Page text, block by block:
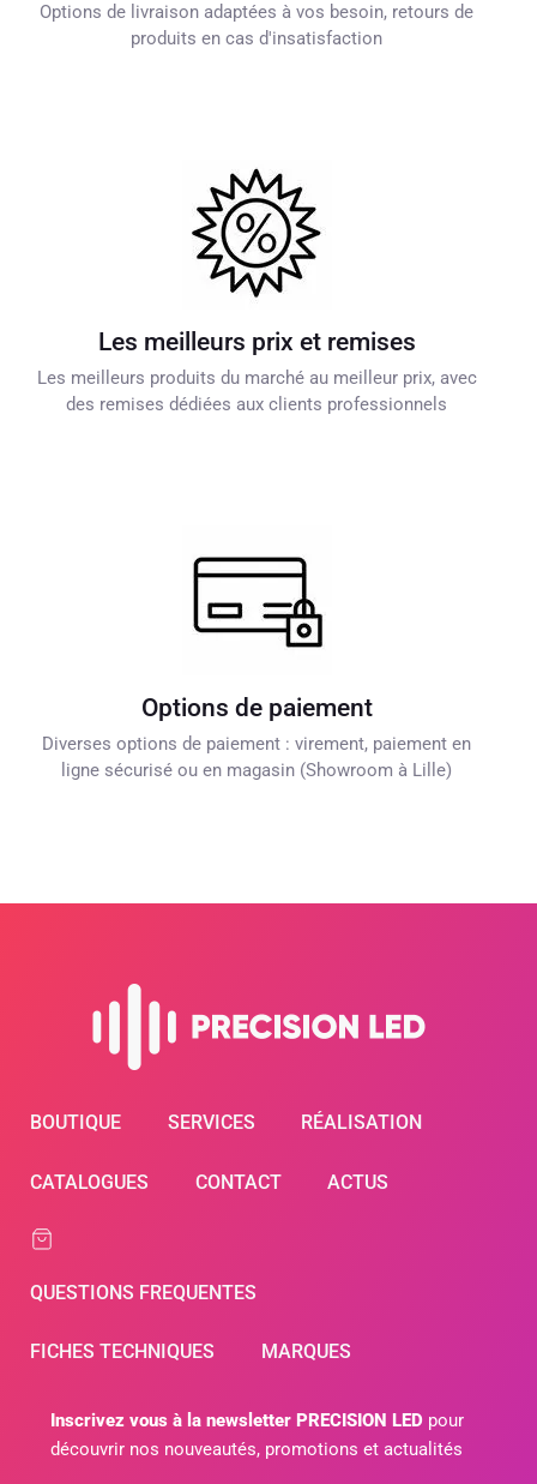
Options de livraison adaptées à vos besoin, retours de
produits en cas d'insatisfaction
Les meilleurs prix et remises
Les meilleurs produits du marché au meilleur prix, avec
des remises dédiées aux clients professionnels
Options de paiement
Diverses options de paiement : virement, paiement en
ligne sécurisé ou en magasin (Showroom à Lille)
BOUTIQUE SERVICES RÉALISATION
CATALOGUES CONTACT ACTUS
QUESTIONS FREQUENTES
FICHES TECHNIQUES MARQUES
Inscrivez vous à la newsletter PRECISION LEDpour
découvrir nos nouveautés, promotions et actualités